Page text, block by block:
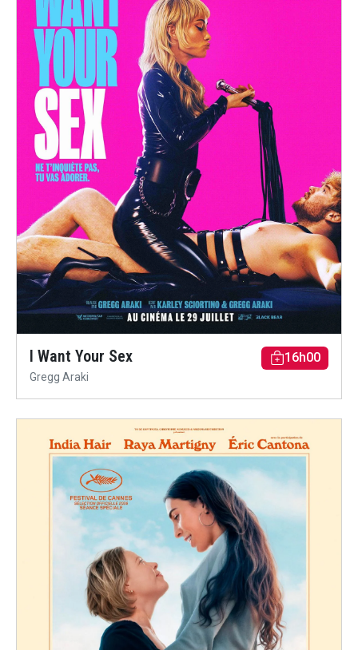
I Want Your Sex
Gregg Araki
16h00